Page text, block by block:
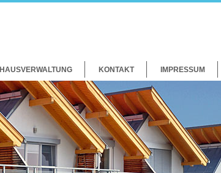
HAUSVERWALTUNG KONTAKT IMPRESSUM